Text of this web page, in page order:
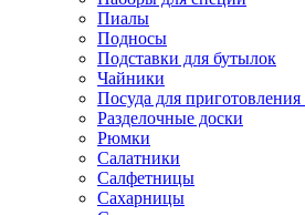
Пиалы
Подносы
Подставки для бутылок
Чайники
Посуда для
Разделочные доски
Рюмки
Салатники
Салфетницы
Сахарницы